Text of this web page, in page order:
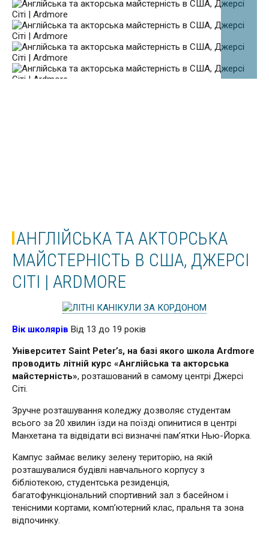
АНГЛІЙСЬКА ТА АКТОРСЬКА
МАЙСТЕРНІСТЬ В США, ДЖЕРСІ
СІТІ | ARDMORE
Вік школярів Від 13 до 19 років
Університет Saint Peter’s, на базі якого школа Ardmore
проводить літній курс «Англійська та акторська
майстерність», розташований в самому центрі Джерсі
Сіті.
Зручне розташування коледжу дозволяє студентам
всього за 20 хвилин їзди на поїзді опинитися в центрі
Манхетана та відвідати всі визначні пам’ятки Нью-Йорка.
Кампус займає велику зелену територію, на якій
розташувалися будівлі навчального корпусу з
бібліотекою, студентська резиденція,
багатофункціональний спортивний зал з басейном і
тенісними кортами, комп’ютерний клас, пральня та зона
відпочинку.